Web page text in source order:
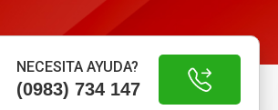
NECESITA AYUDA?
(0983) 734 147